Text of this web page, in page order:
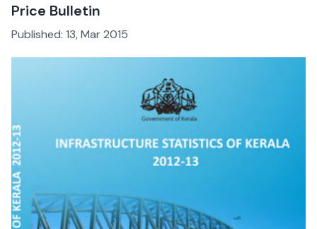
Price Bulletin
Published: 13, Mar 2015